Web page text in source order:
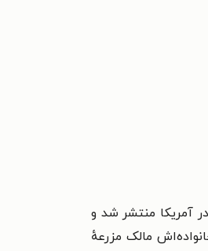
معاصر آمریکایی، خالق رمان پرفروش «سیزده دلیل برای اینکه» است. این رمان در سال ۲۰۱۶ در آمریکا منتشر شد و
مالک مزرعه‌ٔ